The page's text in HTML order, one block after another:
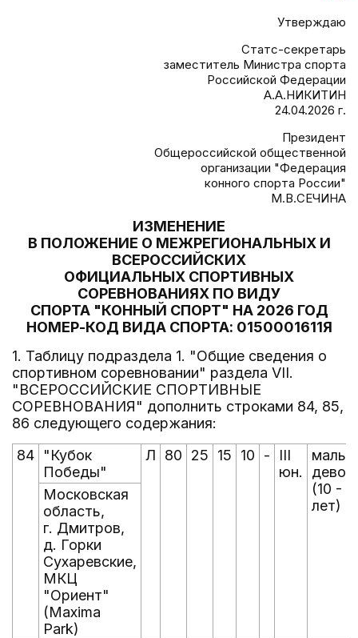
Утверждаю
Статс-секретарь
заместитель Министра спорта
Российской Федерации
А.А.НИКИТИН
24.04.2026 г.
Президент
Общероссийской общественной
организации "Федерация
конного спорта России"
М.В.СЕЧИНА
ИЗМЕНЕНИЕ
В ПОЛОЖЕНИЕ О МЕЖРЕГИОНАЛЬНЫХ И
ВСЕРОССИЙСКИХ
ОФИЦИАЛЬНЫХ СПОРТИВНЫХ
СОРЕВНОВАНИЯХ ПО ВИДУ
СПОРТА "КОННЫЙ СПОРТ" НА 2026 ГОД
НОМЕР-КОД ВИДА СПОРТА: 0150001611Я
1. Таблицу подраздела 1. "Общие сведения о
спортивном соревновании" раздела VII.
"ВСЕРОССИЙСКИЕ СПОРТИВНЫЕ
СОРЕВНОВАНИЯ" дополнить строками 84, 85,
86 следующего содержания:
84
"Кубок
Победы"
Л 80 25 15 10 -
III
юн.
(10 -
лет)
Московская
область,
г. Дмитров,
д. Горки
Сухаревские,
МКЦ
"Ориент"
(Maxima
Park)